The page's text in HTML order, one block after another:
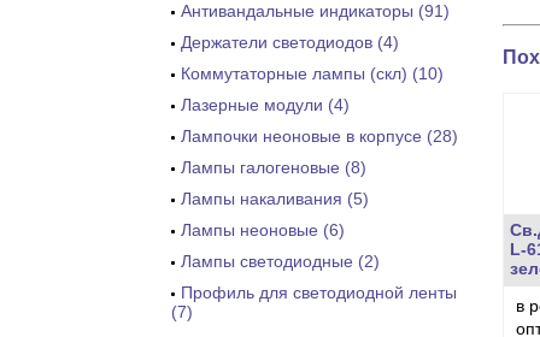
Антивандальные индикаторы (91)
Держатели светодиодов (4)
Коммутаторные лампы (скл) (10)
Лазерные модули (4)
Лампочки неоновые в корпусе (28)
Лампы галогеновые (8)
Лампы накаливания (5)
Лампы неоновые (6)
Лампы светодиодные (2)
Профиль для светодиодной ленты
(7)
L-
в